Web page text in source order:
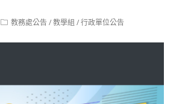
Post教務處公告/教學組 /行政單位公告